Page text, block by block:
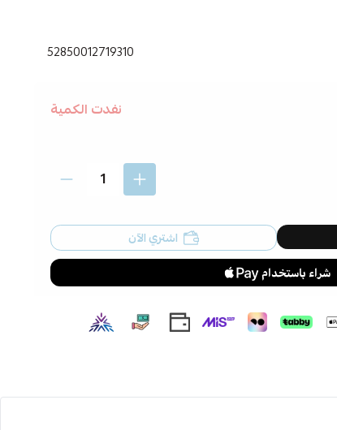
52850012719310
نفدت الكمية
اشتري الآن